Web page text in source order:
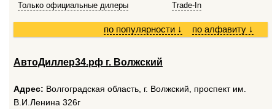
Только официальные дилеры
Trade-In
по алфавиту ↓
по популярности ↓
АвтоДиллер34.рф г. Волжский
Адрес: Волгоградская область, г. Волжский, проспект им.
В.И.Ленина 326г